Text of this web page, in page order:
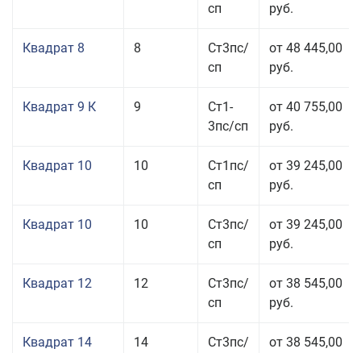
сп
руб.
Квадрат 8 8
Ст3пс/
сп
от 48 445,00
руб.
Квадрат 9 К 9
Ст1-
3пс/сп
от 40 755,00
руб.
Квадрат 10 10
Ст1пс/
сп
от 39 245,00
руб.
Квадрат 10 10
Ст3пс/
сп
от 39 245,00
руб.
Квадрат 12 12
Ст3пс/
сп
от 38 545,00
руб.
Квадрат 14 14
Ст3пс/
от 38 545,00